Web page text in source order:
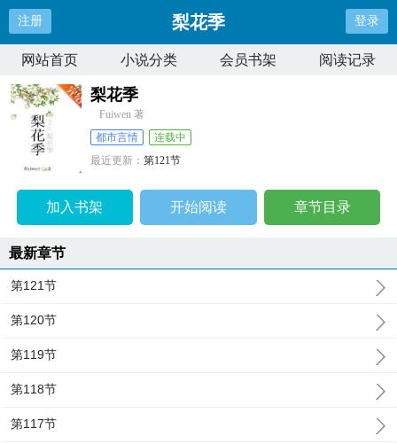
注册 梨花季 登录
网站首页 小说分类 会员书架 阅读记录
梨花季
Fuiwen 著
都市言情
连载中
最近更新：第121节
加入书架 开始阅读 章节目录
最新章节
第121节
第120节
第119节
第118节
第117节